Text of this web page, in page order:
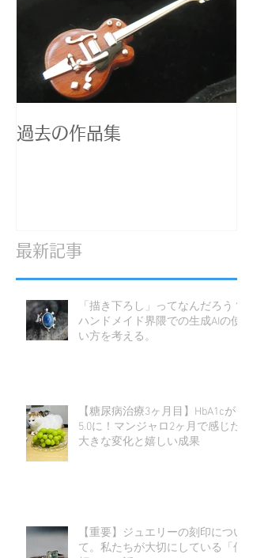
過去の作品集
最新記事
「描き下ろし」ってなんだろう？
ハンドメイド界隈での生成AIの使
い方を考える。
【糖尿病治療3ヶ月目】HbA1cが
5.0に！マンジャロ2ヶ月で感じた
大きな変化と嬉しい成果
【重要】ジュエリーの刻印につい
て。私たちが大切にしている「信